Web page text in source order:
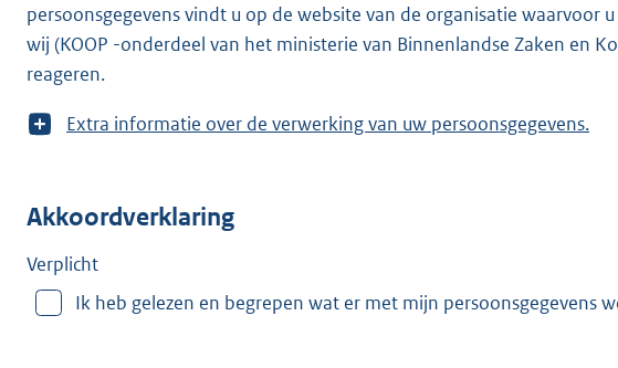
persoonsgegevens vindt u op de website van de organisatie waarvoor u het formulier invult
wij (KOOP -onderdeel van het ministerie van Binnenlandse Zaken en
reageren.
T
m
e
Extra informatie over de verwerking van uw persoonsgegevens.
Akkoordverklaring
Verplicht
Ik heb gelezen en begrepen wat er met mijn persoonsgegevens